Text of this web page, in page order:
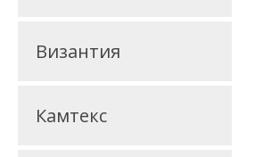
Византия
Камтекс